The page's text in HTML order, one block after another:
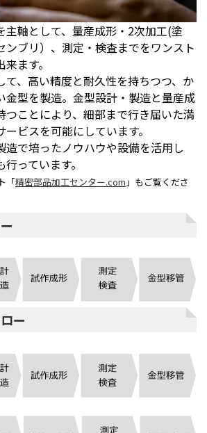
主軸として、量産成形・2次加工(塗
ンブリ）、測定・検査までをワンスト
ます。
て、高い精度と耐久性を持ちつつ、か
金型を製造。金型設計・製造と量産成
つことにより、細部まで行き届いた満
ビスを可能にしています。
造で培ったノウハウや設備を活用し
っています。
「精密部品加工センター.com 」もご覧くださ
ー